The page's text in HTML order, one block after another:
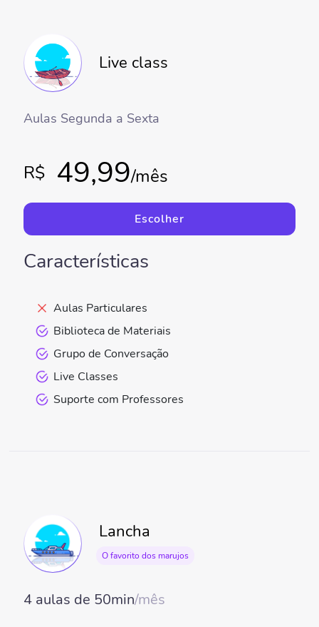
Live class
Aulas Segunda a Sexta
R$ 49,99/mês
Escolher
Características
Aulas Particulares
Biblioteca de Materiais
Grupo de Conversação
Live Classes
Suporte com Professores
Lancha
O favorito dos marujos
4 aulas de 50min/mês